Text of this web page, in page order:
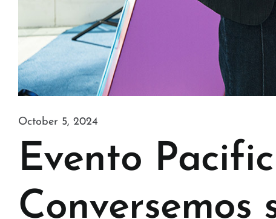
October 5, 2024
Evento
Conversemos